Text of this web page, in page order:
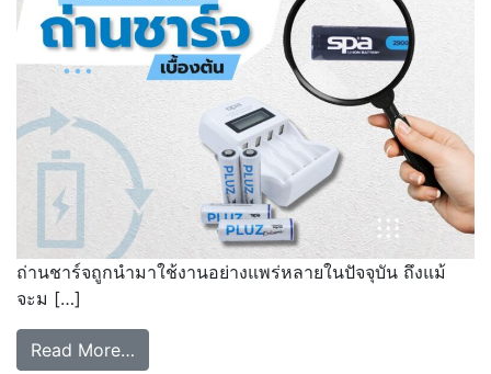
ถ่านชาร์จถูกนำมาใช้งานอย่างแพร่หลายในปัจจุบัน ถึงแม้
จะม […]
Read More…